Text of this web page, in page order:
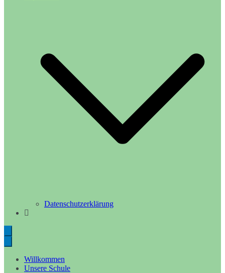
Datenschutzerklärung
Willkommen
Unsere Schule